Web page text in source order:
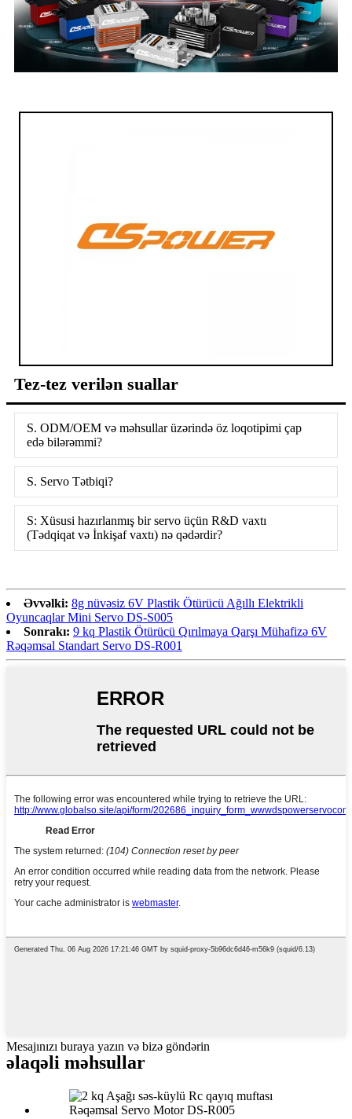
Tez-tez verilən suallar
S. ODM/OEM və məhsullar üzərində öz loqotipimi çap
edə bilərəmmi?
S. Servo Tətbiqi?
S: Xüsusi hazırlanmış bir servo üçün R&D vaxtı
(Tədqiqat və İnkişaf vaxtı) nə qədərdir?
Əvvəlki: 8g nüvəsiz 6V Plastik Ötürücü Ağıllı Elektrikli
Oyuncaqlar Mini Servo DS-S005
Sonrakı: 9 kq Plastik Ötürücü Qırılmaya Qarşı Mühafizə 6V
Rəqəmsal Standart Servo DS-R001
Mesajınızı buraya yazın və bizə göndərin
əlaqəli məhsullar